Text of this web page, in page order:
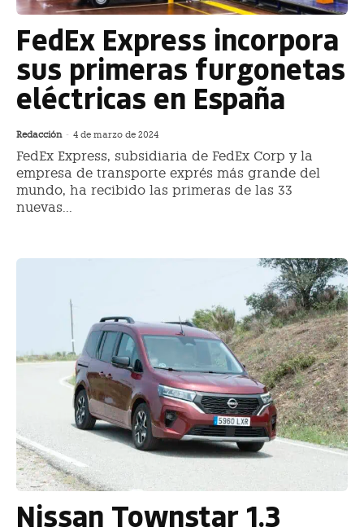
FedEx Express incorpora
sus primeras furgonetas
eléctricas en España
Redacción - 4 de marzo de 2024
FedEx Express, subsidiaria de FedEx Corp y la
empresa de transporte exprés más grande del
mundo, ha recibido las primeras de las 33
nuevas...
Nissan Townstar 1.3